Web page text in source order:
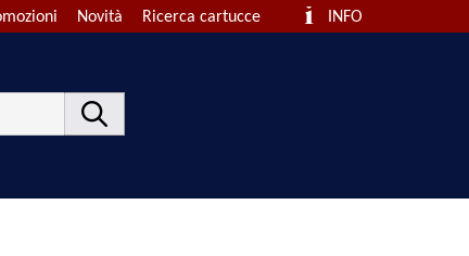
INFO
Ricerca cartucce
Novità